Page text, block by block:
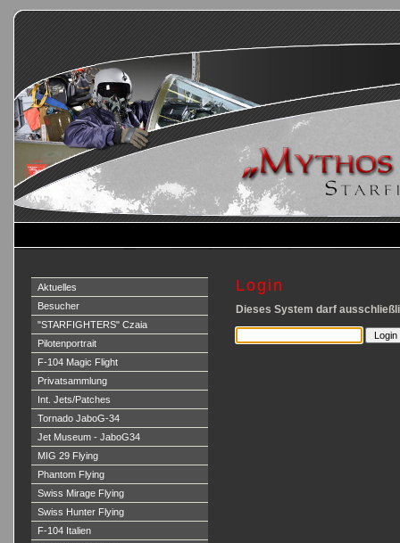
Aktuelles
Besucher
"STARFIGHTERS" Czaia
Pilotenportrait
F-104 Magic Flight
Privatsammlung
Int. Jets/Patches
Tornado JaboG-34
Jet Museum - JaboG34
MIG 29 Flying
Phantom Flying
Swiss Mirage Flying
Swiss Hunter Flying
F-104 Italien
Login
Dieses System darf